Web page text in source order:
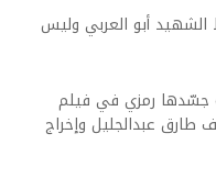
أبو العربي وليس
جسّدها رمزي في فيلم
وصل” (2015) من تأليف طارق عبدالجليل وإخراج